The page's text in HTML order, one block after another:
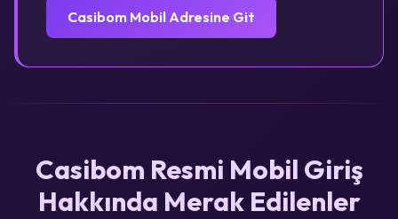
Casibom Mobil Adresine Git
Casibom Resmi Mobil Giriş
Hakkında Merak Edilenler